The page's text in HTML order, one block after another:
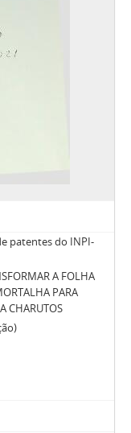
patentes do INPI-
A FOLHA
PARA
CHARUTOS